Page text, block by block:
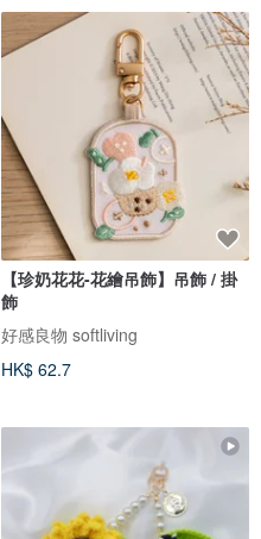
【珍奶花花-花繪吊飾】吊飾 / 掛
飾
好感良物 softliving
HK$ 62.7